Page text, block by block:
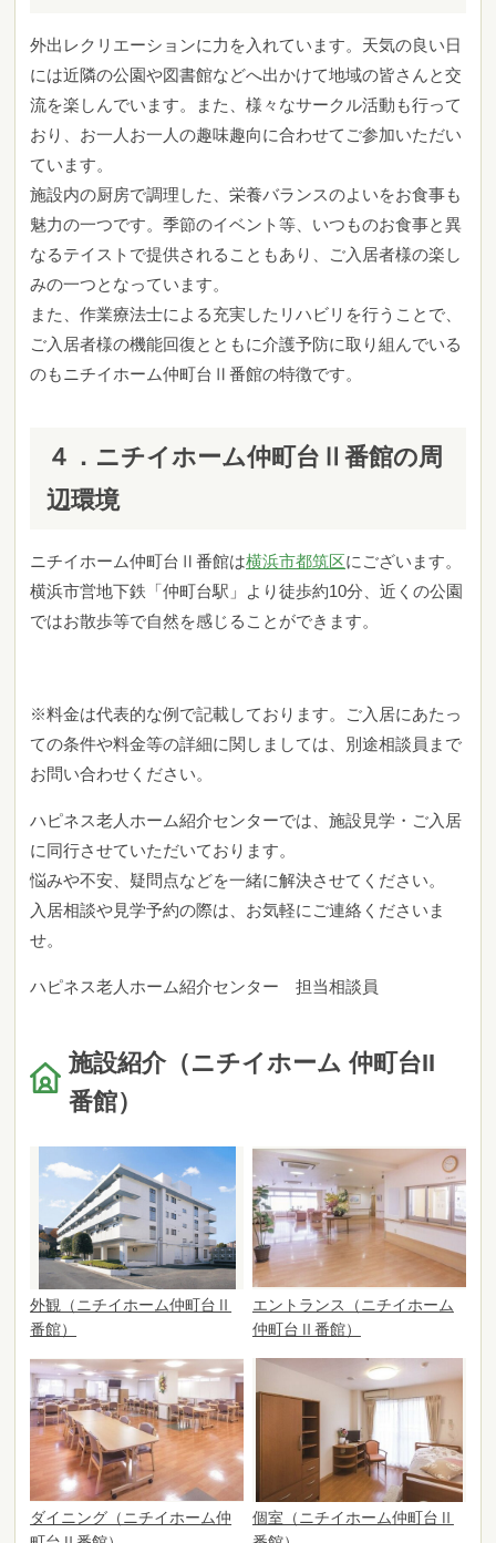
外出レクリエーションに力を入れています。天気の良い日
には近隣の公園や図書館などへ出かけて地域の皆さんと交
流を楽しんでいます。また、様々なサークル活動も行って
おり、お一人お一人の趣味趣向に合わせてご参加いただい
ています。
施設内の厨房で調理した、栄養バランスのよいをお食事も
魅力の一つです。季節のイベント等、いつものお食事と異
なるテイストで提供されることもあり、ご入居者様の楽し
みの一つとなっています。
また、作業療法士による充実したリハビリを行うことで、
ご入居者様の機能回復とともに介護予防に取り組んでいる
のもニチイホーム仲町台Ⅱ番館の特徴です。
４． ニチイホーム仲町台Ⅱ番館の周
辺環境
ニチイホーム仲町台Ⅱ番館は横浜市都筑区にございます。
横浜市営地下鉄「仲町台駅」より徒歩約10分、近くの公園
ではお散歩等で自然を感じることができます。
※料金は代表的な例で記載しております。ご入居にあたっ
ての条件や料金等の詳細に関しましては、別途相談員まで
お問い合わせください。
ハピネス老人ホーム紹介センターでは、施設見学・ご入居
に同行させていただいております。
悩みや不安、疑問点などを一緒に解決させてください。
入居相談や見学予約の際は、お気軽にご連絡くださいま
せ。
ハピネス老人ホーム紹介センター 担当相談員
施設紹介（ニチイホーム 仲町台II
番館）
外観（ニチイホーム仲町台Ⅱ
番館）
エントランス（ニチイホーム
仲町台Ⅱ番館）
ダイニング（ニチイホーム仲
個室（ニチイホーム仲町台Ⅱ